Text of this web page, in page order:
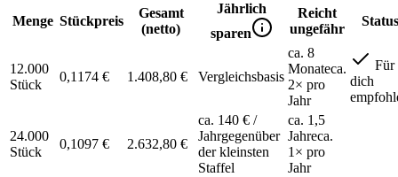
Menge Stückpreis
Gesamt
(netto)
Jährlich
sparen
Reicht
ungefähr
Status
12.000
Stück
0,1174 € 1.408,80 € Vergleichsbasis
ca. 8
Monateca.
2× pro
Jahr
Für
dich
24.000
Stück
0,1097 € 2.632,80 €
ca. 140 € /
Jahrgegenüber
der kleinsten
Staffel
ca. 1,5
Jahreca.
1 × pro
Jahr